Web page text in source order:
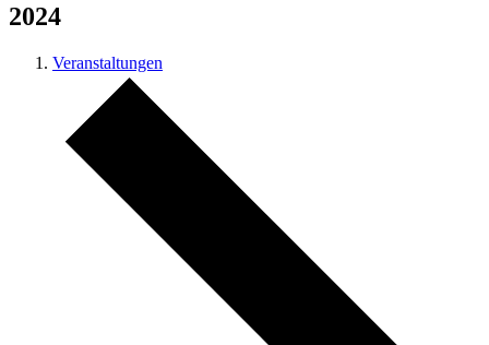
2024
Veranstaltungen